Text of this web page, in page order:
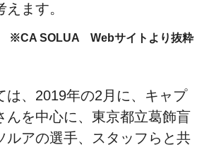
ます。
※CA SOLUA Webサイトより抜粋
は、2019年の2月に、キャプ
んを中心に、東京都立葛飾盲
ルアの選手、スタッフらと共